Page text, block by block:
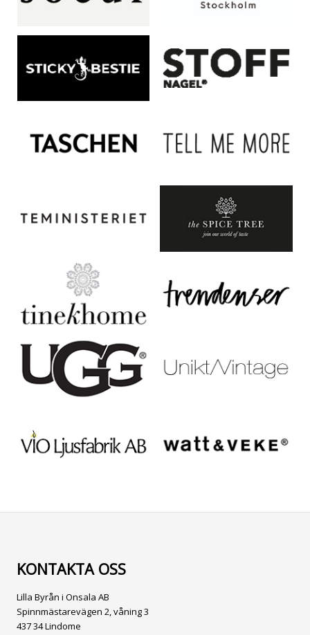
KONTAKTA OSS
Lilla Byrån i Onsala AB
Spinnmästarevägen 2, våning 3
437 34 Lindome